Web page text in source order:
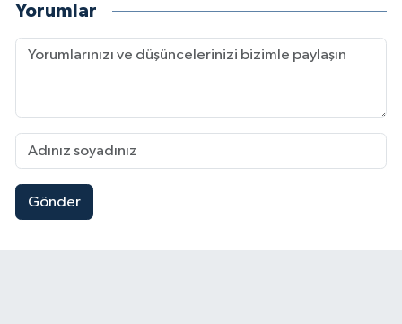
Yorumlar
Gönder